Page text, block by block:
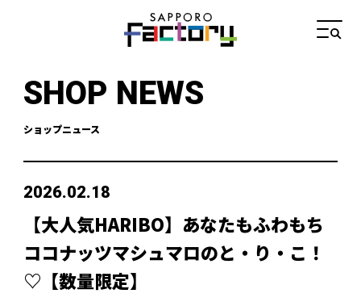
SHOP NEWS
ショップニュース
2026.02.18
【大人気HARIBO】あなたもふわもち
ココナッツマシュマロのと・り・こ！
♡【数量限定】